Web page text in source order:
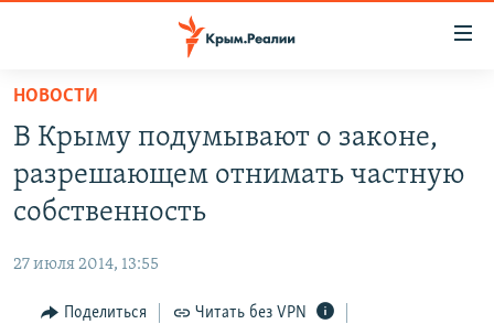
Вернуться
основному
содержанию
Вернутся
главной
Вернутся
СПЕЦПРОЕКТЫ
ГРУЗ 200
11 ЛЕТ ОККУПАЦИИ КРЫМА. 11 ИСТОРИЙ СОПРОТИВЛЕНИЯ
ВОДА
ЕЩЕ
ИНТЕРАКТИВ
РАДІО СВОБОДА
НОВОСТИ
В Крыму подумывают о законе,
разрешающем отнимать частную
собственность
27 июля 2014, 13:55
Поделиться Читать без VPN